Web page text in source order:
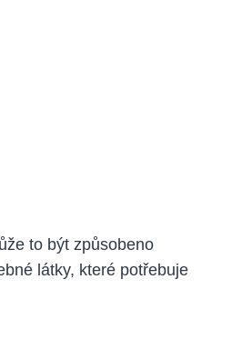
to být způsobeno
látky, které potřebuje